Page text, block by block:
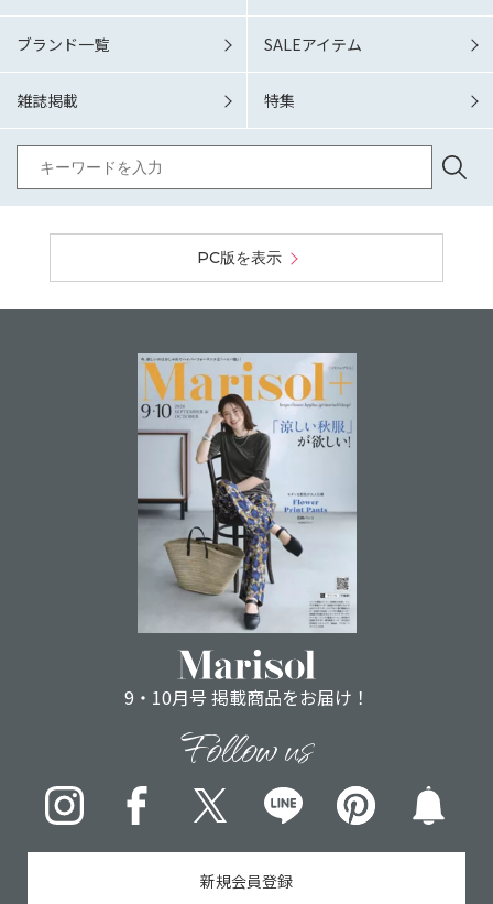
ブランド一覧 SALEアイテム
雑誌掲載 特集
PC版を表示
9・10月号 掲載商品をお届け！
Follow us
InstagramFacebookX LINE pinterest
新規会員登録